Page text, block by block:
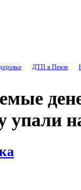
ДТП в Пензе
упали